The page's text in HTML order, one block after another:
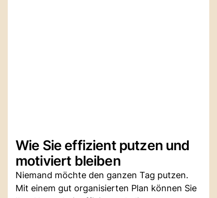
Wie Sie effizient putzen und
motiviert bleiben
Niemand möchte den ganzen Tag putzen.
Mit einem gut organisierten Plan können Sie